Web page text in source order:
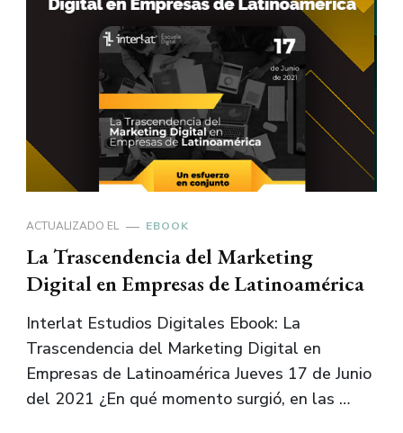
ACTUALIZADO EL EBOOK
La Trascendencia del Marketing
Digital en Empresas de Latinoamérica
Interlat Estudios Digitales Ebook: La
Trascendencia del Marketing Digital en
Empresas de Latinoamérica Jueves 17 de Junio
del 2021 ¿En qué momento surgió, en las …